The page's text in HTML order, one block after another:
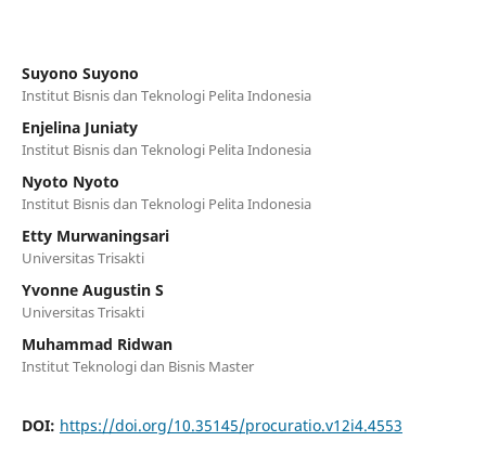
Suyono Suyono
Institut Bisnis dan Teknologi Pelita Indonesia
Enjelina Juniaty
Institut Bisnis dan Teknologi Pelita Indonesia
Nyoto Nyoto
Institut Bisnis dan Teknologi Pelita Indonesia
Etty Murwaningsari
Universitas Trisakti
Yvonne Augustin S
Universitas Trisakti
Muhammad Ridwan
Institut Teknologi dan Bisnis Master
DOI: https://doi.org/10.35145/procuratio.v12i4.4553